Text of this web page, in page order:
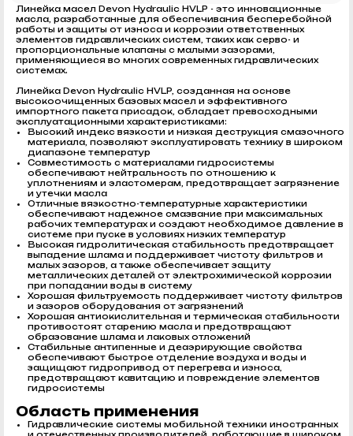
Линейка масел Devon Hydraulic HVLP - это инновационные
масла, разработанные для обеспечивания бесперебойной
работы и защиты от износа и коррозии ответственных
элементов гидравлических систем, таких как серво- и
пропорциональные клапаны с малыми зазорами,
применяющиеся во многих современных гидравлических
системах.
Линейка Devon Hydraulic HVLP, созданная на основе
высокоочищенных базовых масел и эффективного
импортного пакета присадок, обладает превосходными
эксплуатационными характеристиками:
Высокий индекс вязкости и низкая деструкция смазочного
материала, позволяют эксплуатировать технику в широком
диапазоне температур
Совместимость с материалами гидросистемы
обеспечивают нейтральность по отношению к
уплотнениям и эластомерам, предотвращает загрязнение
и утечки масла
Отличные вязкостно-температурные характеристики
обеспечивают надежное смазвание при максимальных
рабочих температурах и создают необходимое давление в
системе при пуске в условиях низких температур
Высокая гидролитическая стабильность предотвращает
выпадение шлама и поддерживает чистоту фильтров и
малых зазоров, а также обеспечивает защиту
металлических деталей от электрохимической коррозии
при попадании воды в систему
Хорошая фильтруемость поддерживает чистоту фильтров
и зазоров оборудования от загрязнений
Хорошая антиокислительная и термическая стабильности
противостоят старению масла и предотвращают
образование шлама и лаковых отложений
Стабильные антипенные и деаэрирующие свойства
обеспечивают быстрое отделение воздуха и воды и
защищают гидропривод от перегрева и износа,
предотвращают кавитацию и повреждение элементов
гидросистемы
Область применения
Гидравлические системы мобильной техники иностранных